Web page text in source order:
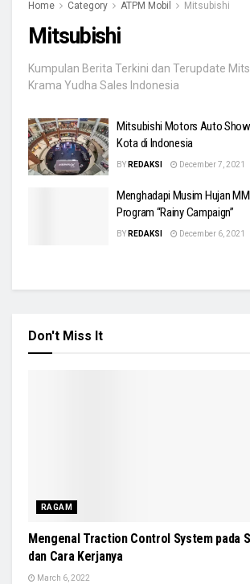
Home Category ATPM Mobil Mitsubishi
Mitsubishi
Kumpulan Berita Terkini dan Terupdate
Krama Yudha Sales Indonesia
Mitsubishi Motors Auto
Kota di Indonesia
BY REDAKSI December 7, 2021
Menghadapi Musim Hujan
Program “Rainy Campaign”
BY REDAKSI December 6, 2021
Don't Miss It
RAGAM
Mengenal Traction Control System pada
dan Cara Kerjanya
March 6, 2022